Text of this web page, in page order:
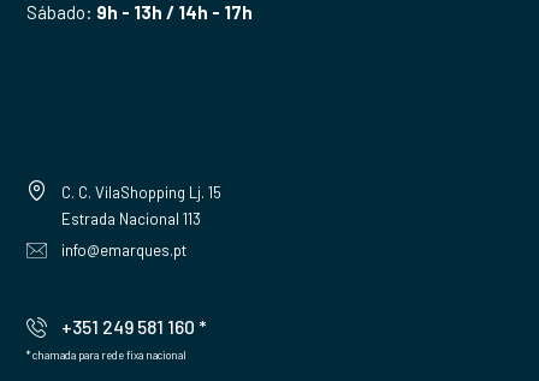
Sábado: 9h - 13h / 14h - 17h
C. C. VilaShopping Lj. 15
Estrada Nacional 113
info@emarques.pt
+351 249 581 160 *
* chamada para rede fixa nacional